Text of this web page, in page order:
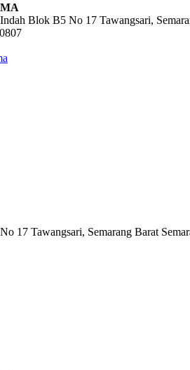
Blok B5 No 17 Tawangsari,
17 Tawangsari, Semarang Barat